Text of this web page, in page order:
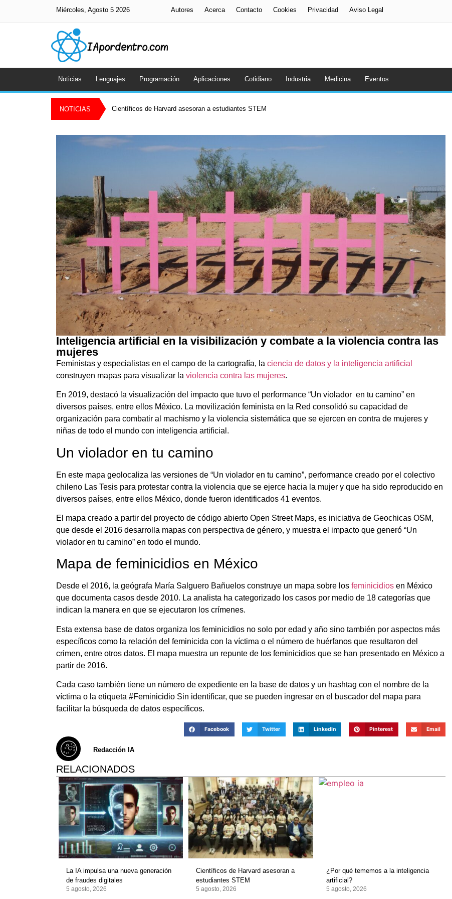
Miércoles, Agosto 5 2026 Autores Acerca Contacto Cookies Privacidad Aviso Legal
Noticias Lenguajes Programación Aplicaciones Cotidiano Industria Medicina Eventos
NOTICIAS Científicos de Harvard asesoran a estudiantes STEM
Inteligencia artificial en la visibilización y combate a la violencia contra las
mujeres
Feministas y especialistas en el campo de la cartografía, la ciencia de datos y la inteligencia artificial
construyen mapas para visualizar la violencia contra las mujeres.
En 2019, destacó la visualización del impacto que tuvo el performance “Un violador en tu camino” en
diversos países, entre ellos México. La movilización feminista en la Red consolidó su capacidad de
organización para combatir al machismo y la violencia sistemática que se ejercen en contra de mujeres y
niñas de todo el mundo con inteligencia artificial.
Un violador en tu camino
En este mapa geolocaliza las versiones de “Un violador en tu camino”, performance creado por el colectivo
chileno Las Tesis para protestar contra la violencia que se ejerce hacia la mujer y que ha sido reproducido en
diversos países, entre ellos México, donde fueron identificados 41 eventos.
El mapa creado a partir del proyecto de código abierto Open Street Maps, es iniciativa de Geochicas OSM,
que desde el 2016 desarrolla mapas con perspectiva de género, y muestra el impacto que generó “Un
violador en tu camino” en todo el mundo.
Mapa de feminicidios en México
Desde el 2016, la geógrafa María Salguero Bañuelos construye un mapa sobre los feminicidios en México
que documenta casos desde 2010. La analista ha categorizado los casos por medio de 18 categorías que
indican la manera en que se ejecutaron los crímenes.
Esta extensa base de datos organiza los feminicidios no solo por edad y año sino también por aspectos más
específicos como la relación del feminicida con la víctima o el número de huérfanos que resultaron del
crimen, entre otros datos. El mapa muestra un repunte de los feminicidios que se han presentado en México a
partir de 2016.
Cada caso también tiene un número de expediente en la base de datos y un hashtag con el nombre de la
víctima o la etiqueta #Feminicidio Sin identificar, que se pueden ingresar en el buscador del mapa para
facilitar la búsqueda de datos específicos.
Facebook Twitter LinkedIn Pinterest Email
Redacción IA
RELACIONADOS
La IA impulsa una nueva generación
de fraudes digitales
5 agosto, 2026
Científicos de Harvard asesoran a
estudiantes STEM
5 agosto, 2026
¿Por qué tememos a la inteligencia
artificial?
5 agosto, 2026